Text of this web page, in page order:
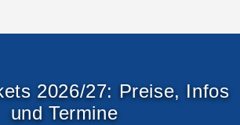
2026/27: Preise, Infos
und Termine